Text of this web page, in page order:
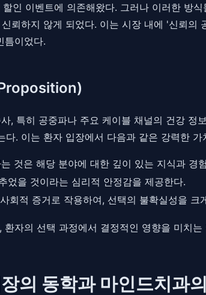
인 이벤트에 의존해왔다. 그러나 이러한 방
뢰하지 않게 되었다. 이는 시장 내에 '신뢰
틈이었다.
, 특히 공중파나 주요 케이블 채널의 건강 정
. 이는 환자 입장에서 다음과 같은 강력한 가
것은 해당 분야에 대한 깊이 있는 지식과 경
었을 것이라는 심리적 안정감을 제공한다.
회적 증거로 작용하여, 선택의 불확실성을 크
자의 선택 과정에서 결정적인 영향을 미치
의 동학과 마인드치과